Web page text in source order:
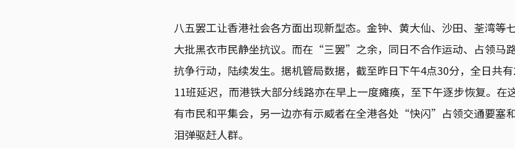
八五罢工让香港社会各方面出现新型态。金钟、黄大仙、沙田、荃湾等
大批黑衣市民静坐抗议。而在“三罢”之余，同日不合作运动、占领马
抗争行动，陆续发生。据机管局数据，截至昨日下午4点30分，全日共
11班延迟，而港铁大部分线路亦在早上一度瘫痪，至下午逐步恢复。在
有市民和平集会，另一边亦有示威者在全港各处“快闪”占领交通要塞
泪弹驱赶人群。